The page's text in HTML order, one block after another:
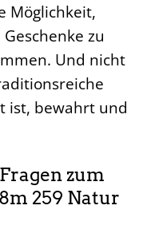
Möglichkeit,
zu
Und nicht
ist, bewahrt und
zum
259 Natur